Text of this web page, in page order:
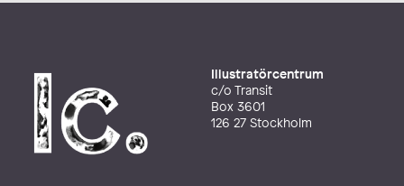
Illustratörcentrum
c/o Transit
Box 3601
126 27 Stockholm